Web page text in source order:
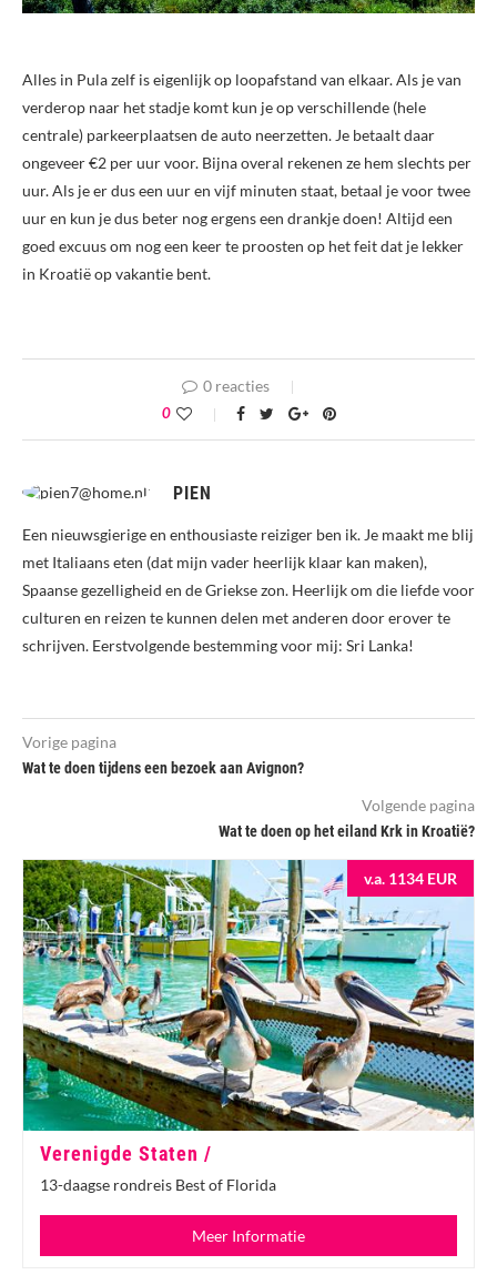
Alles in Pula zelf is eigenlijk op loopafstand van elkaar. Als je van
verderop naar het stadje komt kun je op verschillende (hele
centrale) parkeerplaatsen de auto neerzetten. Je betaalt daar
ongeveer €2 per uur voor. Bijna overal rekenen ze hem slechts per
uur. Als je er dus een uur en vijf minuten staat, betaal je voor twee
uur en kun je dus beter nog ergens een drankje doen! Altijd een
goed excuus om nog een keer te proosten op het feit dat je lekker
in Kroatië op vakantie bent.
0 reacties
0
PIEN
Een nieuwsgierige en enthousiaste reiziger ben ik. Je maakt me blij
met Italiaans eten (dat mijn vader heerlijk klaar kan maken),
Spaanse gezelligheid en de Griekse zon. Heerlijk om die liefde voor
culturen en reizen te kunnen delen met anderen door erover te
schrijven. Eerstvolgende bestemming voor mij: Sri Lanka!
Vorige pagina
Wat te doen tijdens een bezoek aan Avignon?
Volgende pagina
Wat te doen op het eiland Krk in Kroatië?
v.a. 1134 EUR
Verenigde Staten /
13-daagse rondreis Best of Florida
Meer Informatie